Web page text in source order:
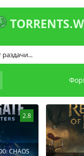
2.8
CHAOS